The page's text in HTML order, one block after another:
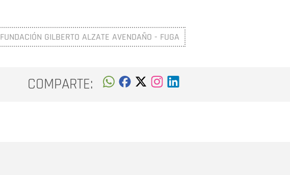
FUNDACIÓN GILBERTO ALZATE AVENDAÑO - FUGA
COMPARTE: